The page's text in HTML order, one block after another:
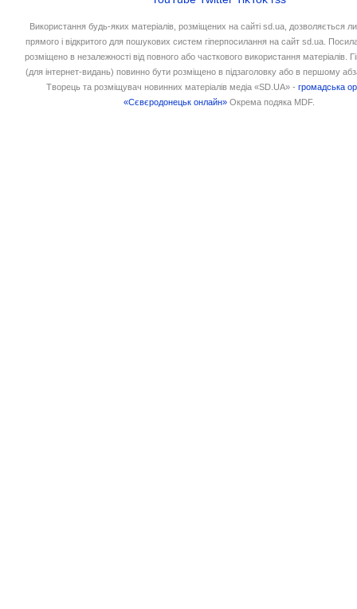
Використання будь-яких матеріалів, розміщених на сайті sd.ua, дозволяється
прямого і відкритого для пошукових систем гіперпосилання на сайт sd.ua.
розміщено в незалежності від повного або часткового використання матеріалів.
(для інтернет-видань) повинно бути розміщено в підзаголовку або в першому
Творець та розміщувач новинних матеріалів медіа «SD.UA» -громадська
«Сєвєродонецьк онлайн» Окрема подяка MDF.